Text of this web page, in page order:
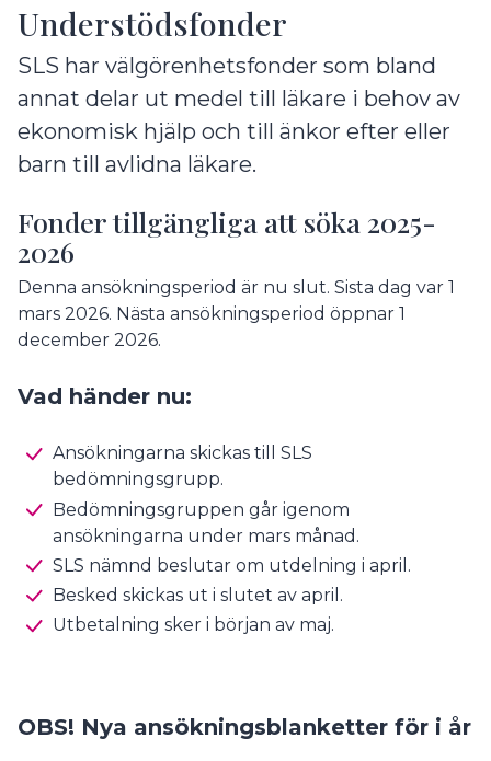
Understödsfonder
SLS har välgörenhetsfonder som bland
annat delar ut medel till läkare i behov av
ekonomisk hjälp och till änkor efter eller
barn till avlidna läkare.
Fonder tillgängliga att söka 2025-
2026
Denna ansökningsperiod är nu slut. Sista dag var 1
mars 2026. Nästa ansökningsperiod öppnar 1
december 2026.
Vad händer nu:
Ansökningarna skickas till SLS
bedömningsgrupp.
Bedömningsgruppen går igenom
ansökningarna under mars månad.
SLS nämnd beslutar om utdelning i april.
Besked skickas ut i slutet av april.
Utbetalning sker i början av maj.
OBS! Nya ansökningsblanketter för i år